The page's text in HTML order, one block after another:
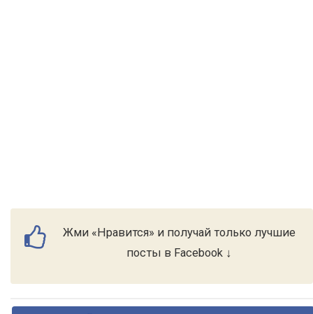
Жми «Нравится» и получай только лучшие
посты в Facebook ↓